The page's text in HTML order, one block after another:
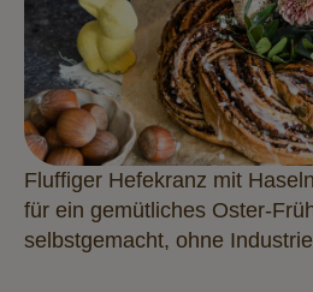
Fluffiger Hefekranz mit
für ein gemütliches Oster-
selbstgemacht, ohne